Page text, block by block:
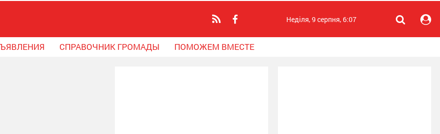
Неділя, 9 серпня, 6:07
СПРАВОЧНИК ГРОМАДЫ ПОМОЖЕМ ВМЕСТЕ